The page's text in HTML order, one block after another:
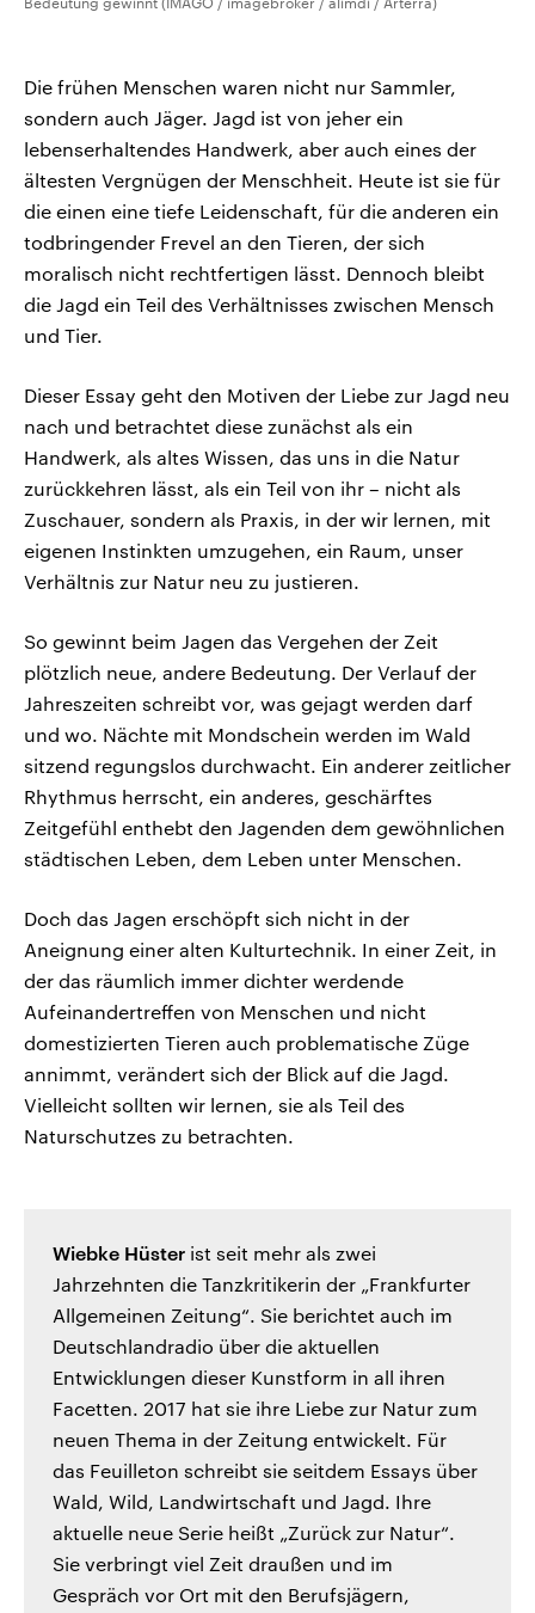
Die frühen Menschen waren nicht nur Sammler,
sondern auch Jäger. Jagd ist von jeher ein
lebenserhaltendes Handwerk, aber auch eines der
ältesten Vergnügen der Menschheit. Heute ist sie für
die einen eine tiefe Leidenschaft, für die anderen ein
todbringender Frevel an den Tieren, der sich
moralisch nicht rechtfertigen lässt. Dennoch bleibt
die Jagd ein Teil des Verhältnisses zwischen Mensch
und Tier.
Dieser Essay geht den Motiven der Liebe zur Jagd neu
nach und betrachtet diese zunächst als ein
Handwerk, als altes Wissen, das uns in die Natur
zurückkehren lässt, als ein Teil von ihr – nicht als
Zuschauer, sondern als Praxis, in der wir lernen, mit
eigenen Instinkten umzugehen, ein Raum, unser
Verhältnis zur Natur neu zu justieren.
So gewinnt beim Jagen das Vergehen der Zeit
plötzlich neue, andere Bedeutung. Der Verlauf der
Jahreszeiten schreibt vor, was gejagt werden darf
und wo. Nächte mit Mondschein werden im Wald
sitzend regungslos durchwacht. Ein anderer zeitlicher
Rhythmus herrscht, ein anderes, geschärftes
Zeitgefühl enthebt den Jagenden dem gewöhnlichen
städtischen Leben, dem Leben unter Menschen.
Doch das Jagen erschöpft sich nicht in der
Aneignung einer alten Kulturtechnik. In einer Zeit, in
der das räumlich immer dichter werdende
Aufeinandertreffen von Menschen und nicht
domestizierten Tieren auch problematische Züge
annimmt, verändert sich der Blick auf die Jagd.
Vielleicht sollten wir lernen, sie als Teil des
Naturschutzes zu betrachten.
Wiebke Hüster ist seit mehr als zwei
Jahrzehnten die Tanzkritikerin der „Frankfurter
Allgemeinen Zeitung“. Sie berichtet auch im
Deutschlandradio über die aktuellen
Entwicklungen dieser Kunstform in all ihren
Facetten. 2017 hat sie ihre Liebe zur Natur zum
neuen Thema in der Zeitung entwickelt. Für
das Feuilleton schreibt sie seitdem Essays über
Wald, Wild, Landwirtschaft und Jagd. Ihre
aktuelle neue Serie heißt „Zurück zur Natur“.
Sie verbringt viel Zeit draußen und im
Gespräch vor Ort mit den Berufsjägern,